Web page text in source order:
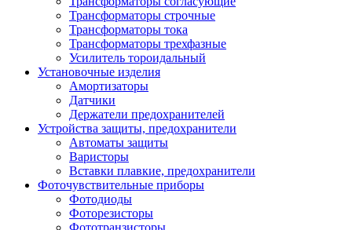
Трансформаторы строчные
Трансформаторы тока
Трансформаторы трехфазные
Усилитель тороидальный
Установочные изделия
Амортизаторы
Датчики
Держатели предохранителей
Устройства защиты, предохранители
Автоматы защиты
Варисторы
Вставки плавкие, предохранители
Фоточувствительные приборы
Фотодиоды
Фоторезисторы
Фототранзисторы